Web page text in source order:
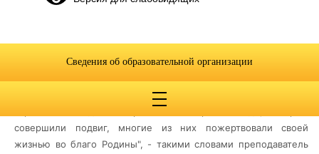
Отечества"
Сегодня, 9 декабря, в нашей стране отмечается День Героев
которые отважно защищали своё Отечество, внесли
совершили подвиг, многие из них пожертвовали своей
жизнью во благо Родины", - такими словами преподаватель
Сведения об образовательной организации